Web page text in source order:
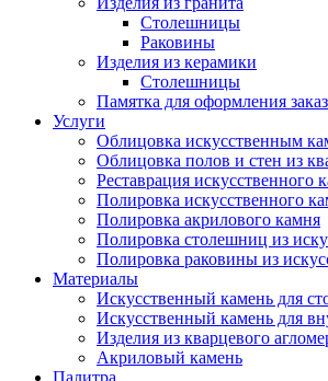
Столешницы
Раковины
Изделия из керамики
Столешницы
Памятка для оформления
Услуги
Облицовка искусственным
Облицовка полов и стен из
Реставрация искусственного
Полировка искусственного
Полировка акрилового камня
Полировка столешниц из
Полировка раковины из
Материалы
Искусственный камень для
Искусственный камень для
Изделия из кварцевого
Акриловый камень
Палитра